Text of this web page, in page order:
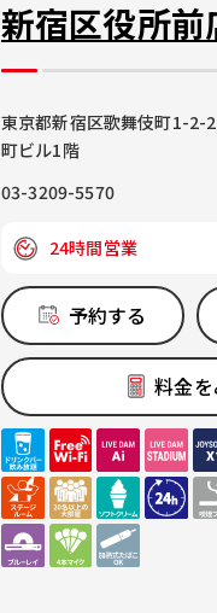
新宿区役所前
東京都新宿区歌舞伎町1-2-
町ビル1階
03-3209-5570
24時間営業
予約する
料金